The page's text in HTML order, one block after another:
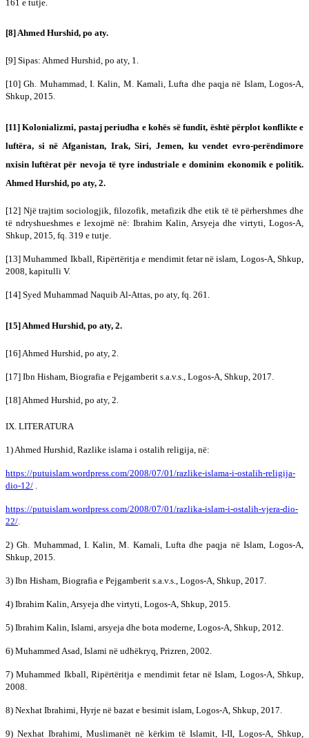
161 e tutje.
[8] Ahmed Hurshid, po aty.
[9] Sipas: Ahmed Hurshid, po aty, 1.
[10] Gh. Muhammad, I. Kalin, M. Kamali, Lufta dhe paqja në Islam, Logos-A,
Shkup, 2015.
[11] Kolonializmi, pastaj periudha e kohës së fundit, është përplot konflikte e
luftëra, si në Afganistan, Irak, Siri, Jemen, ku vendet evro-perëndimore
nxisin luftërat për nevoja të tyre industriale e dominim ekonomik e politik.
Ahmed Hurshid, po aty, 2.
[12] Një trajtim sociologjik, filozofik, metafizik dhe etik të të përhershmes dhe
të ndryshueshmes e lexojmë në: Ibrahim Kalin, Arsyeja dhe virtyti, Logos-A,
Shkup, 2015, fq. 319 e tutje.
[13] Muhammed Ikball, Ripërtëritja e mendimit fetar në islam, Logos-A, Shkup,
2008, kapitulli V.
[14] Syed Muhammad Naquib Al-Attas, po aty, fq. 261.
[15] Ahmed Hurshid, po aty, 2.
[16] Ahmed Hurshid, po aty, 2.
[17] Ibn Hisham, Biografia e Pejgamberit s.a.v.s., Logos-A, Shkup, 2017.
[18] Ahmed Hurshid, po aty, 2.
IX. LITERATURA
1) Ahmed Hurshid, Razlike islama i ostalih religija, në:
https://putuislam.wordpress.com/2008/07/01/razlike-islama-i-ostalih-religija-
dio-12/
https://putuislam.wordpress.com/2008/07/01/razlika-islam-i-ostalih-vjera-dio-
22/
2) Gh. Muhammad, I. Kalin, M. Kamali, Lufta dhe paqja në Islam, Logos-A,
Shkup, 2015.
3) Ibn Hisham, Biografia e Pejgamberit s.a.v.s., Logos-A, Shkup, 2017.
4) Ibrahim Kalin, Arsyeja dhe virtyti, Logos-A, Shkup, 2015.
5) Ibrahim Kalin, Islami, arsyeja dhe bota moderne, Logos-A, Shkup, 2012.
6) Muhammed Asad, Islami në udhëkryq, Prizren, 2002.
7) Muhammed Ikball, Ripërtëritja e mendimit fetar në Islam, Logos-A, Shkup,
2008.
8) Nexhat Ibrahimi, Hyrje në bazat e besimit islam, Logos-A, Shkup, 2017.
9) Nexhat Ibrahimi, Muslimanët në kërkim të Islamit, I-II, Logos-A, Shkup,